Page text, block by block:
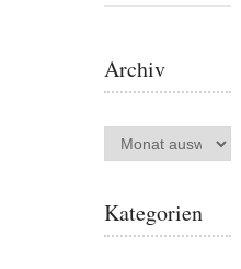
Archiv
Archiv
Kategorien